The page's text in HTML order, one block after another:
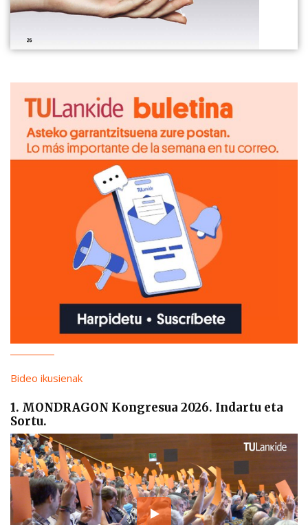
Bideo ikusienak
1. MONDRAGON Kongresua 2026. Indartu eta
Sortu.